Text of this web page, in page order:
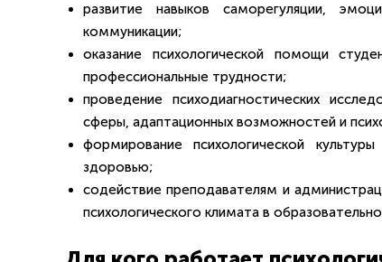
развитие навыков саморегуляции,
коммуникации;
оказание психологической помощи
профессиональные трудности;
проведение психодиагностических
сферы, адаптационных возможностей и
формирование психологической
здоровью;
содействие преподавателям и
психологического климата в